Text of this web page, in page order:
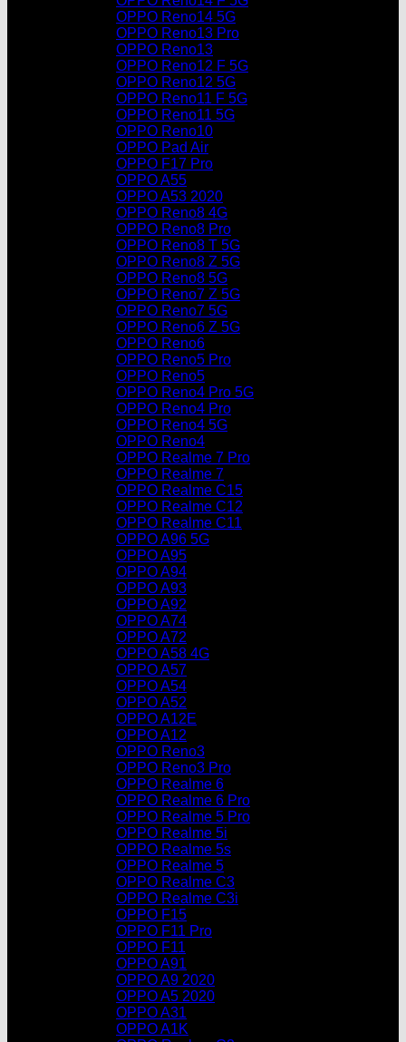
OPPO Reno14 5G
OPPO Reno13 Pro
OPPO Reno13
OPPO Reno12 F 5G
OPPO Reno12 5G
OPPO Reno11 F 5G
OPPO Reno11 5G
OPPO Reno10
OPPO Pad Air
OPPO F17 Pro
OPPO A55
OPPO A53 2020
OPPO Reno8 4G
OPPO Reno8 Pro
OPPO Reno8 T 5G
OPPO Reno8 Z 5G
OPPO Reno8 5G
OPPO Reno7 Z 5G
OPPO Reno7 5G
OPPO Reno6 Z 5G
OPPO Reno6
OPPO Reno5 Pro
OPPO Reno5
OPPO Reno4 Pro 5G
OPPO Reno4 Pro
OPPO Reno4 5G
OPPO Reno4
OPPO Realme 7 Pro
OPPO Realme 7
OPPO Realme C15
OPPO Realme C12
OPPO Realme C11
OPPO A96 5G
OPPO A95
OPPO A94
OPPO A93
OPPO A92
OPPO A74
OPPO A72
OPPO A58 4G
OPPO A57
OPPO A54
OPPO A52
OPPO A12E
OPPO A12
OPPO Reno3
OPPO Reno3 Pro
OPPO Realme 6
OPPO Realme 6 Pro
OPPO Realme 5 Pro
OPPO Realme 5i
OPPO Realme 5s
OPPO Realme 5
OPPO Realme C3
OPPO Realme C3i
OPPO F15
OPPO F11 Pro
OPPO F11
OPPO A91
OPPO A9 2020
OPPO A5 2020
OPPO A31
OPPO A1K